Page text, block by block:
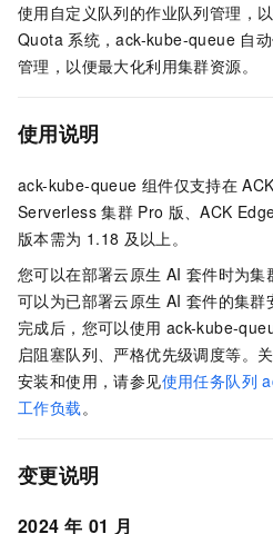
使用自定义队列的作业队列管理，
Quota 系统，ack-kube-queue 自
管理，以便最大化利用集群资源。
使用说明
ack-kube-queue 组件仅支持在
Serverless 集群 Pro 版、ACK
版本需为 1.18 及以上。
您可以在部署云原生 AI 套件时为集
可以为已部署云原生 AI 套件的集群
完成后，您可以使用 ack-kube-
启阻塞队列、严格优先级调度等。
安装和使用，请参见使用任务队列
工作负载。
变更说明
2024 年 01 月